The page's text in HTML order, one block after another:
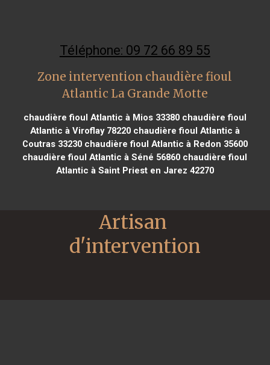
Téléphone: 09 72 66 89 55
Zone intervention chaudière fioul
Atlantic La Grande Motte
chaudière fioul Atlantic à Mios 33380chaudière fioul
Atlantic à Viroflay 78220chaudière fioul Atlantic à
Coutras 33230chaudière fioul Atlantic à Redon 35600
chaudière fioul Atlantic à Séné 56860 chaudière fioul
Atlantic à Saint Priest en Jarez 42270
Artisan
d'intervention